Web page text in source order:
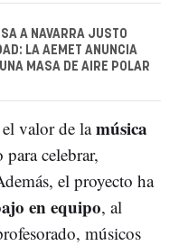
A NAVARRA JUSTO
LA AEMET ANUNCIA
MASA DE AIRE POLAR
el valor de lamúsica
celebrar,
el proyecto ha
en equipo, al
músicos